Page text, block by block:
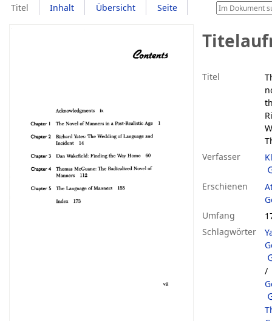
Titel Inhalt Übersicht Seite
Titel
Verfasser
Erschienen
Umfang
Schlagwörter
/